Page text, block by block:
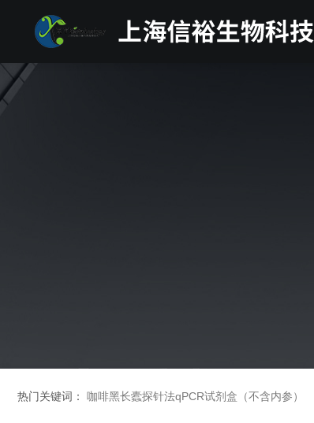
热门关键词： 咖啡黑长蠹探针法qPCR试剂盒（不含内参）